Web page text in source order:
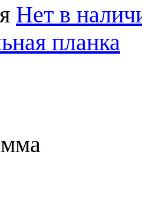
Нет в
планка